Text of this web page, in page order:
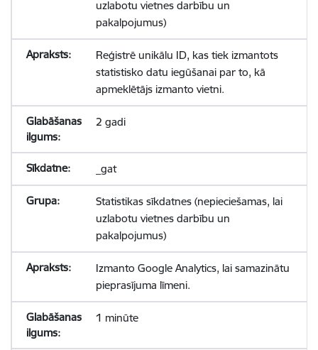
uzlabotu vietnes darbību un
pakalpojumus)
Reģistrē unikālu ID, kas tiek izmantots
statistisko datu iegūšanai par to, kā
apmeklētājs izmanto vietni.
2 gadi
_gat
Statistikas sīkdatnes (nepieciešamas, lai
uzlabotu vietnes darbību un
pakalpojumus)
Izmanto Google Analytics, lai samazinātu
pieprasījuma līmeni.
1 minūte